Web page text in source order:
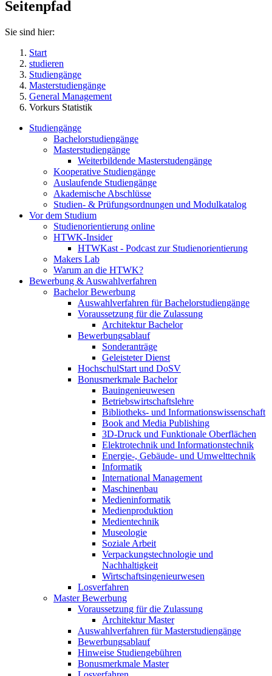
Seitenpfad
Sie sind hier:
Start
studieren
Studiengänge
Masterstudiengänge
General Management
Vorkurs Statistik
Studiengänge
Bachelorstudiengänge
Masterstudiengänge
Weiterbildende Masterstudengänge
Kooperative Studiengänge
Auslaufende Studiengänge
Akademische Abschlüsse
Studien- & Prüfungsordnungen und Modulkatalog
Vor dem Studium
Studienorientierung online
HTWK-Insider
HTWKast - Podcast zur Studienorientierung
Makers Lab
Warum an die HTWK?
Bewerbung & Auswahlverfahren
Bachelor Bewerbung
Auswahlverfahren für Bachelorstudiengänge
Voraussetzung für die Zulassung
Architektur Bachelor
Bewerbungsablauf
Sonderanträge
Geleisteter Dienst
HochschulStart und DoSV
Bonusmerkmale Bachelor
Bauingenieuwesen
Betriebswirtschaftslehre
Bibliotheks- und Informationswissenschaft
Book and Media Publishing
3D-Druck und Funktionale Oberflächen
Elektrotechnik und Informationstechnik
Energie-, Gebäude- und Umwelttechnik
Informatik
International Management
Maschinenbau
Medieninformatik
Medienproduktion
Medientechnik
Museologie
Soziale Arbeit
Verpackungstechnologie und
Nachhaltigkeit
Wirtschaftsingenieurwesen
Losverfahren
Master Bewerbung
Voraussetzung für die Zulassung
Architektur Master
Auswahlverfahren für Masterstudiengänge
Bewerbungsablauf
Hinweise Studiengebühren
Bonusmerkmale Master